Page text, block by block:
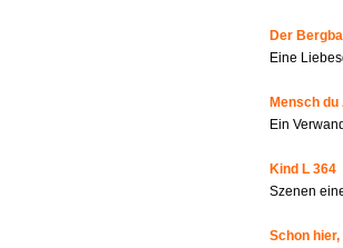
Der
Eine
Mensch du
Ein
Kind L 364
Szenen
Schon